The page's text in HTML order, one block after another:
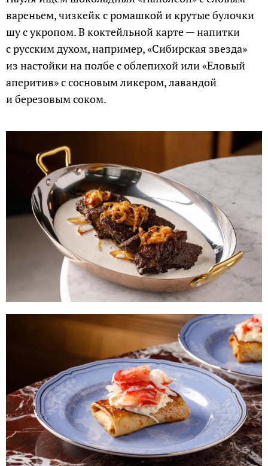
вареньем, чизкейк с ромашкой и крутые булочки
шу с укропом. В коктейльной карте — напитки
с русским духом, например, «Сибирская звезда»
из настойки на полбе с облепихой или «Еловый
аперитив» с сосновым ликером, лавандой
и березовым соком.